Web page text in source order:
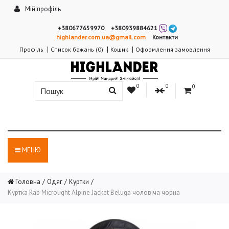
Мій профіль
+380677659970
+380939884621
highlander.com.ua@gmail.com
Контакти
Профіль
Список бажань (0) Кошик Оформлення замовлення
0 0 0
МЕНЮ
Головна Одяг
Куртки
Куртка Rab Microlight Alpine Jacket Beluga чоловіча чорна